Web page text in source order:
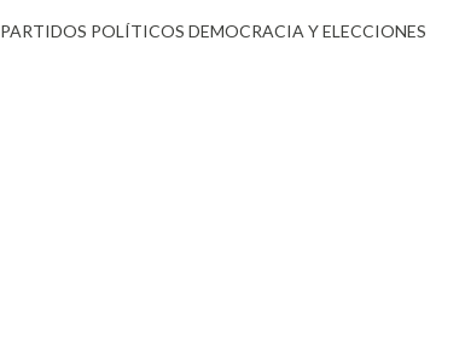
PARTIDOS POLÍTICOS DEMOCRACIA Y ELECCIONES